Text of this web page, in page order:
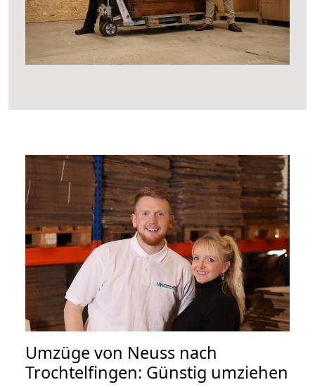
Umzüge von Neuss nach
Trochtelfingen: Günstig umziehen